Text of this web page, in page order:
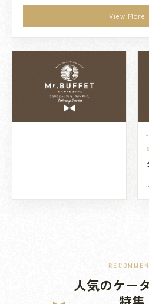
View More
人気のケー